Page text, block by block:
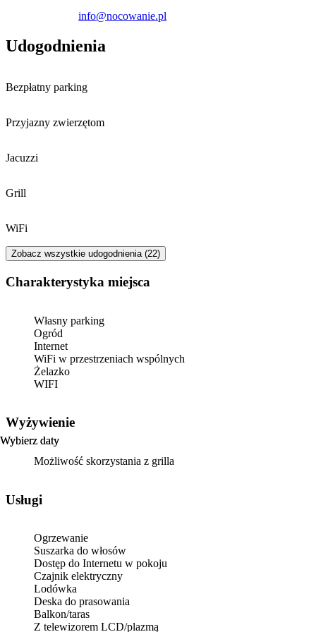
info@nocowanie.pl
Wybierz daty
Wybierz daty
Udogodnienia
Bezpłatny parking
Przyjazny zwierzętom
Jacuzzi
Grill
WiFi
Zobacz wszystkie udogodnienia (22)
Charakterystyka miejsca
Własny parking
Ogród
Internet
WiFi w przestrzeniach wspólnych
Żelazko
WIFI
Wyżywienie
Możliwość skorzystania z grilla
Usługi
Ogrzewanie
Suszarka do włosów
Dostęp do Internetu w pokoju
Czajnik elektryczny
Lodówka
Deska do prasowania
Balkon/taras
Z telewizorem LCD/plazmą